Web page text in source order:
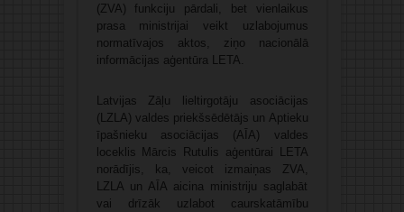
(ZVA) funkciju pārdali, bet vienlaikus
prasa ministrijai veikt uzlabojumus
normatīvajos aktos, ziņo nacionālā
informācijas aģentūra LETA.
Latvijas Zāļu lieltirgotāju asociācijas
(LZLA) valdes priekšsēdētājs un Aptieku
īpašnieku asociācijas (AĪA) valdes
loceklis Mārcis Rutulis aģentūrai LETA
norādījis, ka, veicot izmaiņas ZVA,
LZLA un AĪA aicina ministriju saglabāt
vai drīzāk uzlabot caurskatāmību